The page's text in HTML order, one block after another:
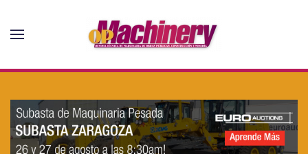
Skip to main content